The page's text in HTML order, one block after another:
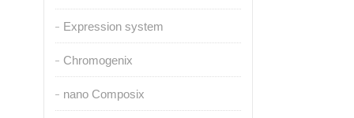
Expression system
Chromogenix
nano Composix